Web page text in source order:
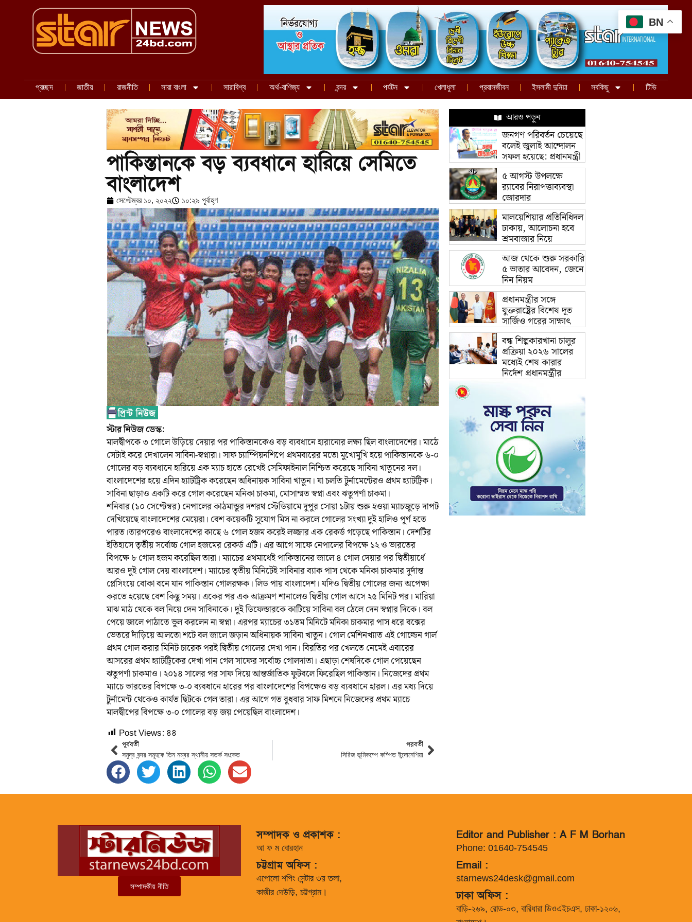
প্রচ্ছদ জাতীয় রাজনীতি সারা বাংলা সারাবিশ্ব অর্থ-বাণিজ্য বন্দর পর্যটন খেলাধুলা প্রবাসজীবন ইসলামী দুনিয়া সবকিছু টিভি
পাকিস্তানকে বড় ব্যবধানে হারিয়ে সেমিতে
বাংলাদেশ
সেপ্টেম্বর ১০, ২০২২ ১০:২৯ পূর্বাহ্ণ
স্টার নিউজ ডেস্ক:
মালদ্বীপকে ৩ গোলে উড়িয়ে দেয়ার পর পাকিস্তানকেও বড় ব্যবধানে হারানোর লক্ষ্য ছিল বাংলাদেশের। মাঠে
সেটাই করে দেখালেন সাবিনা-স্বপ্নারা। সাফ চ্যাম্পিয়নশিপে প্রথমবারের মতো মুখোমুখি হয়ে পাকিস্তানকে ৬-০
গোলের বড় ব্যবধানে হারিয়ে এক ম্যাচ হাতে রেখেই সেমিফাইনাল নিশ্চিত করেছে সাবিনা খাতুনের দল।
বাংলাদেশের হয়ে এদিন হ্যাটট্রিক করেছেন অধিনায়ক সাবিনা খাতুন। যা চলতি টুর্নামেন্টেরও প্রথম হ্যাটট্রিক।
সাবিনা ছাড়াও একটি করে গোল করেছেন মনিকা চাকমা, মোসাম্মত স্বপ্না এবং ঝতুপর্ণা চাকমা।
শনিবার (১০ সেপ্টেম্বর) নেপালের কাঠমান্ডুর দশরথ স্টেডিয়ামে দুপুর সোয়া ১টায় শুরু হওয়া ম্যাচজুড়ে দাপট
দেখিয়েছে বাংলাদেশের মেয়েরা। বেশ কয়েকটি সুযোগ মিস না করলে গোলের সংখ্যা দুই হালিও পূর্ণ হতে
পারত।তারপরেও বাংলাদেশের কাছে ৬ গোল হজম করেই লজ্জার এক রেকর্ড গড়েছে পাকিস্তান। দেশটির
ইতিহাসে তৃতীয় সর্বোচ্চ গোল হজমের রেকর্ড এটি। এর আগে সাফে নেপালের বিপক্ষে ১২ ও ভারতের
বিপক্ষে ৮ গোল হজম করেছিল তারা। ম্যাচের প্রথমার্ধেই পাকিস্তানের জালে ৪ গোল দেয়ার পর দ্বিতীয়ার্ধে
আরও দুই গোল দেয় বাংলাদেশ। ম্যাচের তৃতীয় মিনিটেই সাবিনার ব্যাক পাস থেকে মনিকা চাকমার দুর্দান্ত
প্লেসিংয়ে বোকা বনে যান পাকিস্তান গোলরক্ষক। লিড পায় বাংলাদেশ। যদিও দ্বিতীয় গোলের জন্য অপেক্ষা
করতে হয়েছে বেশ কিছু সময়। একের পর এক আক্রমণ শানালেও দ্বিতীয় গোল আসে ২৫ মিনিট পর। মারিয়া
মাঝ মাঠ থেকে বল নিয়ে দেন সাবিনাকে। দুই ডিফেন্ডারকে কাটিয়ে সাবিনা বল ঠেলে দেন স্বপ্নার দিকে। বল
পেয়ে জালে পাঠাতে ভুল করলেন না স্বপ্না। এরপর ম্যাচের ৩১তম মিনিটে মনিকা চাকমার পাস ধরে বক্সের
ভেতরে দাঁড়িয়ে আলতো শটে বল জালে জড়ান অধিনায়ক সাবিনা খাতুন। গোল মেশিনখ্যাত এই গোল্ডেন গার্ল
প্রথম গোল করার মিনিট চারেক পরই দ্বিতীয় গোলের দেখা পান। বিরতির পর খেলতে নেমেই এবারের
আসরের প্রথম হ্যাটট্রিকের দেখা পান গেল সাফের সর্বোচ্চ গোলদাতা। এছাড়া শেষদিকে গোল পেয়েছেন
ঝতুপর্ণা চাকমাও। ২০১৪ সালের পর সাফ দিয়ে আন্তর্জাতিক ফুটবলে ফিরেছিল পাকিস্তান। নিজেদের প্রথম
ম্যাচে ভারতের বিপক্ষে ৩-০ ব্যবধানে হারের পর বাংলাদেশের বিপক্ষেও বড় ব্যবধানে হারল। এর মধ্য দিয়ে
টুর্নামেন্ট থেকেও কার্যত ছিটকে গেল তারা। এর আগে গত বুধবার সাফ মিশনে নিজেদের প্রথম ম্যাচে
মালদ্বীপের বিপক্ষে ৩-০ গোলের বড় জয় পেয়েছিল বাংলাদেশ।
Post Views: ৪৪
পূর্ববর্তী
সমুদ্র বন্দর সমূহকে তিন নম্বর স্থানীয় সতর্ক সংকেত
পরবর্তী
সিরিজ ভূমিকম্পে কম্পিত ইন্দোনেশিয়া
আরও পড়ুন
জনগণ পরিবর্তন চেয়েছে
বলেই জুলাই আন্দোলন
সফল হয়েছে: প্রধানমন্ত্রী
৫ আগস্ট উপলক্ষে
র‌্যাবের নিরাপত্তাব্যবস্থা
জোরদার
মালয়েশিয়ার প্রতিনিধিদল
ঢাকায়, আলোচনা হবে
শ্রমবাজার নিয়ে
আজ থেকে শুরু সরকারি
৫ ভাতার আবেদন, জেনে
নিন নিয়ম
প্রধানমন্ত্রীর সঙ্গে
যুক্তরাষ্ট্রের বিশেষ দূত
সার্জিও গরের সাক্ষাৎ
বন্ধ শিল্পকারখানা চালুর
প্রক্রিয়া ২০২৬ সালের
মধ্যেই শেষ কারার
নির্দেশ প্রধানমন্ত্রীর
সম্পাদকীয় নীতি
সম্পাদক ও প্রকাশক :
আ ফ ম বোরহান
চট্টগ্রাম অফিস :
এপোলো শপিং সেন্টার ৩য় তলা,
কাজীর দেউড়ি, চট্টগ্রাম।
Editor and Publisher : A F M Borhan
Phone: 01640-754545
Email :
starnews24desk@gmail.com
ঢাকা অফিস :
বাড়ি-২৬৯, রোড-০৩, বারিধারা ডিওএইচএস, ঢাকা-১২০৬,
BN